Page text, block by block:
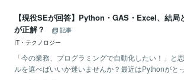
【現役SEが回答】Python・GAS・Excel、結局
が正解？
記事
IT・テクノロジー
「今の業務、プログラミングで自動化したい！」と
ルを選べばいいか迷いませんか？最近はPythonがと